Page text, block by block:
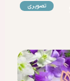
تصویری